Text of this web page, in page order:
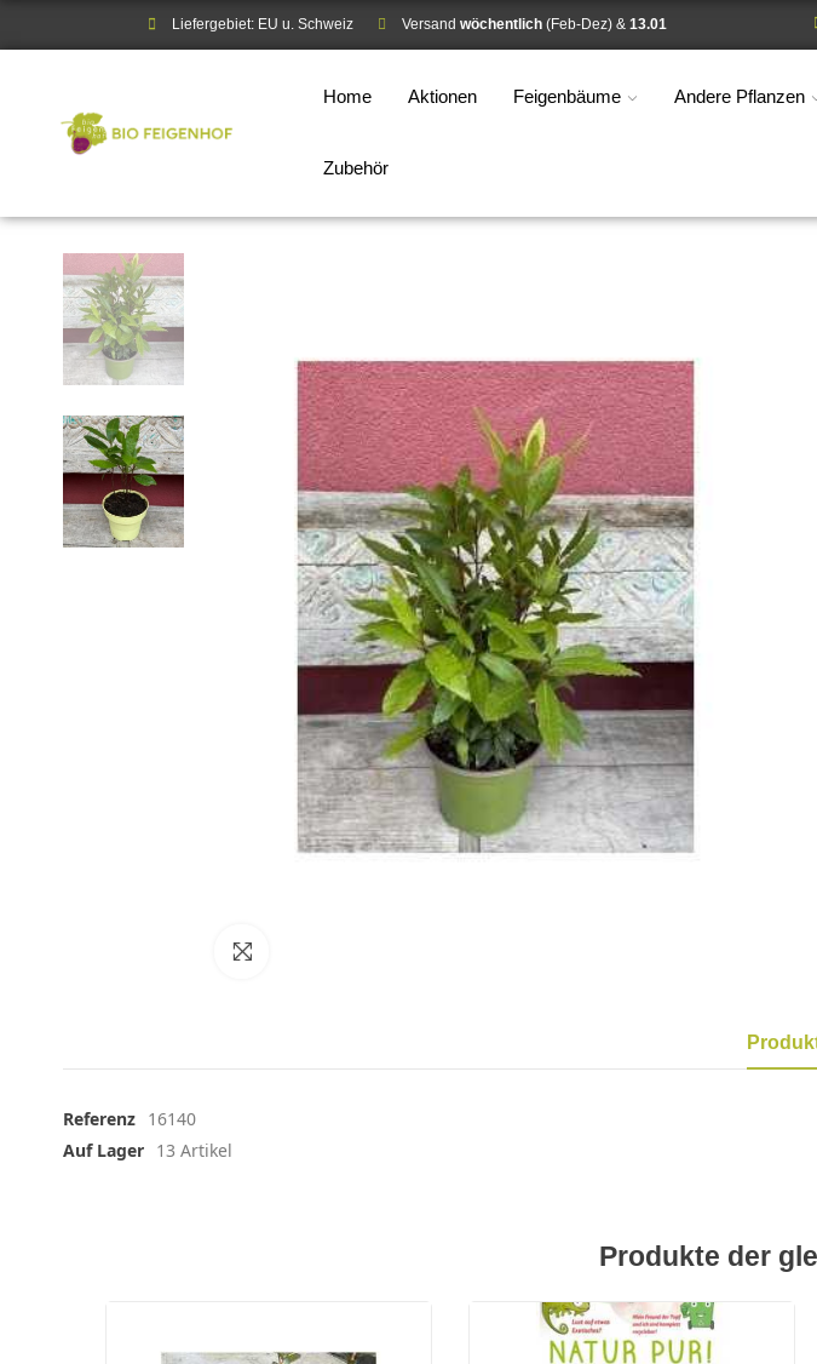
Liefergebiet: EU u. Schweiz Versand wöchentlich(Feb-Dez) & 13.01
Home Aktionen Feigenbäume Andere Pflanzen
Zubehör
Referenz 16140
Auf Lager 13 Artikel
Produkte der